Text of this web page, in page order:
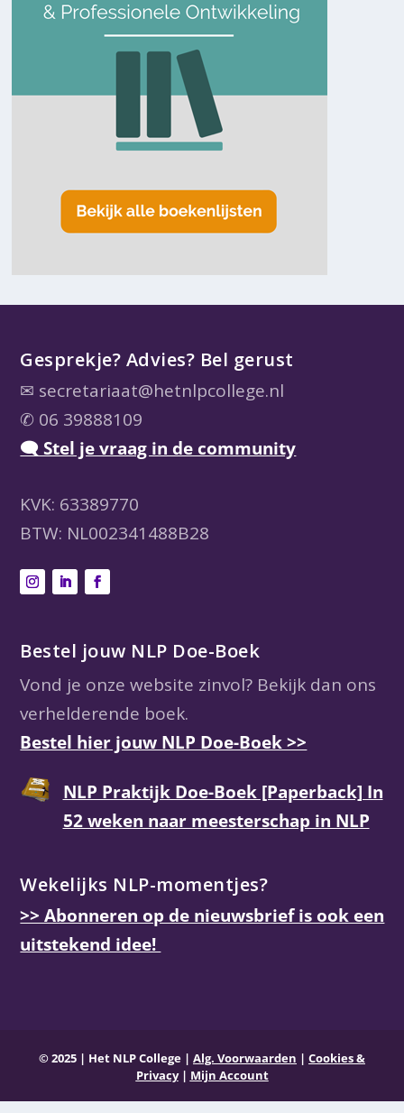
Gesprekje? Advies? Bel gerust
✉ secretariaat@hetnlpcollege.nl
✆ 06 39888109
🗨 Stel je vraag in de community
KVK: 63389770
BTW: NL002341488B28
Bestel jouw NLP Doe-Boek
Vond je onze website zinvol? Bekijk dan ons
verhelderende boek.
Bestel hier jouw NLP Doe-Boek >>
NLP Praktijk Doe-Boek [Paperback] In
52 weken naar meesterschap in NLP
Wekelijks NLP-momentjes?
>> Abonneren op de nieuwsbrief is ook een
uitstekend idee!
© 2025 | Het NLP College | Alg. Voorwaarden | Cookies &
Privacy| Mijn Account